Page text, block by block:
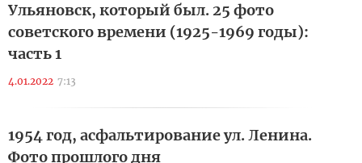
Ульяновск, который был. 25 фото
советского времени (1925-1969 годы):
часть 1
4.01.2022 7:13
1954 год, асфальтирование ул. Ленина.
Фото прошлого дня